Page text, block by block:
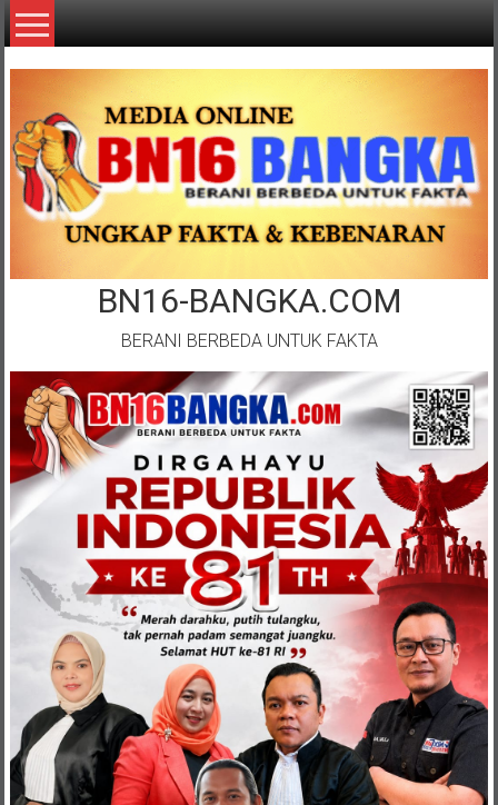
Lompat
ke
BN16-BANGKA.COM
BERANI BERBEDA UNTUK FAKTA